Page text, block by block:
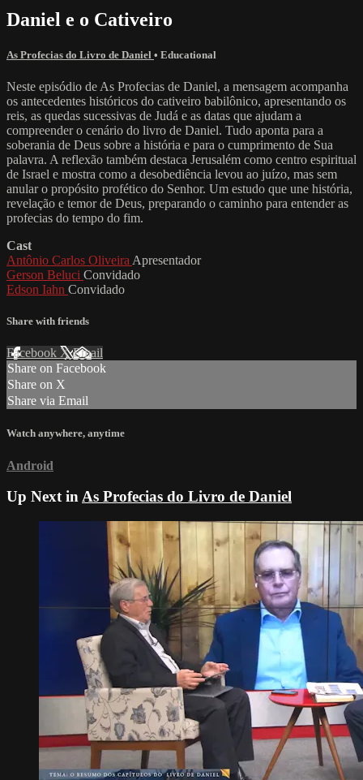
Daniel e o Cativeiro
As Profecias do Livro de Daniel • Educational
Neste episódio de As Profecias de Daniel, a mensagem acompanha
os antecedentes históricos do cativeiro babilônico, apresentando os
reis, as quedas sucessivas de Judá e as datas que ajudam a
compreender o cenário do livro de Daniel. Tudo aponta para a
soberania de Deus sobre a história e para o cumprimento de Sua
palavra. A reflexão também destaca Jerusalém como centro espiritual
de Israel e mostra como a desobediência levou ao juízo, mas sem
anular o propósito profético do Senhor. Um estudo que une história,
revelação e temor de Deus, preparando o caminho para entender as
profecias do tempo do fim.
Cast
Antônio Carlos Oliveira Apresentador
Gerson Beluci Convidado
Edson Iahn Convidado
Share with friends
Facebook XEmail
Share on Facebook
Share on X
Share via Email
Watch anywhere, anytime
Android
Up Next inAs Profecias do Livro de Daniel